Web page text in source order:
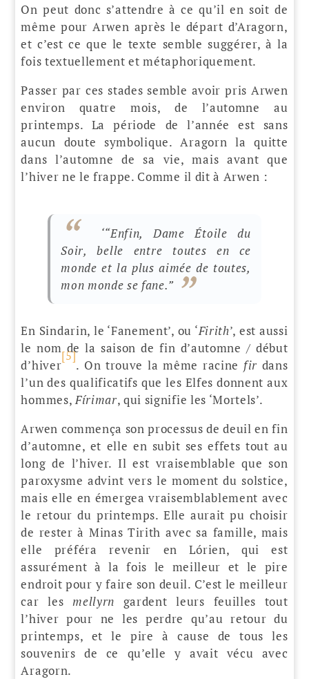
On peut donc s’attendre à ce qu’il en soit de
même pour Arwen après le départ d’Aragorn,
et c’est ce que le texte semble suggérer, à la
fois textuellement et métaphoriquement.
Passer par ces stades semble avoir pris Arwen
environ quatre mois, de l’automne au
printemps. La période de l’année est sans
aucun doute symbolique. Aragorn la quitte
dans l’automne de sa vie, mais avant que
l’hiver ne le frappe. Comme il dit à Arwen :
‘“Enfin, Dame Étoile du
Soir, belle entre toutes en ce
monde et la plus aimée de toutes,
mon monde se fane.”
En Sindarin, le ‘Fanement’, ou ‘Firith’, est aussi
le nom de la saison de fin d’automne / début
d’hiver
[5]
. On trouve la même racine fir dans
l’un des qualificatifs que les Elfes donnent aux
hommes,Fírimar, qui signifie les ‘Mortels’.
Arwen commença son processus de deuil en fin
d’automne, et elle en subit ses effets tout au
long de l’hiver. Il est vraisemblable que son
paroxysme advint vers le moment du solstice,
mais elle en émergea vraisemblablement avec
le retour du printemps. Elle aurait pu choisir
de rester à Minas Tirith avec sa famille, mais
elle préféra revenir en Lórien, qui est
assurément à la fois le meilleur et le pire
endroit pour y faire son deuil. C’est le meilleur
car lesmellyrn gardent leurs feuilles tout
l’hiver pour ne les perdre qu’au retour du
printemps, et le pire à cause de tous les
souvenirs de ce qu’elle y avait vécu avec
Aragorn.